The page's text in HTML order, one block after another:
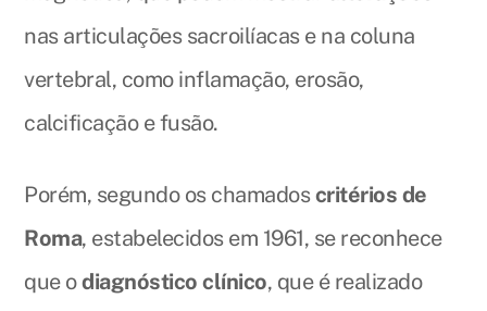
nas articulações sacroilíacas e na coluna
vertebral, como inflamação, erosão,
calcificação e fusão.
Porém, segundo os chamadoscritérios de
Roma, estabelecidos em 1961, se reconhece
que odiagnóstico clínico, que é realizado